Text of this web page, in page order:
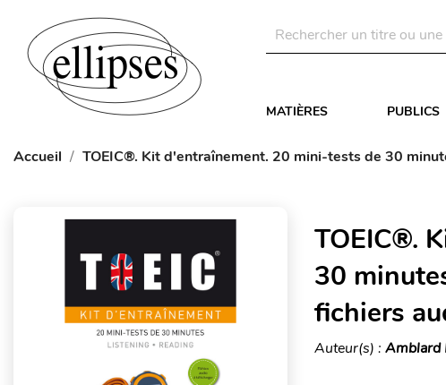
MATIÈRES PUBLICS
Accueil TOEIC®. Kit d'entraînement. 20 mini-tests de 30
TOEIC®.
30
fichiers
Auteur(s) : Amblard